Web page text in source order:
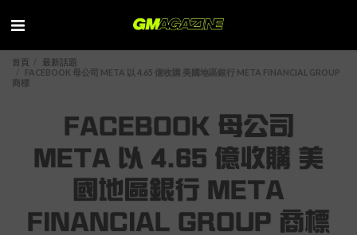
首頁
最新話題
FACEBOOK 母公司 META 以 4.65 億收購 美國地區銀行 META FINANCIAL GROUP
商標
FACEBOOK 母公司
META 以 4.65 億收購 美
國地區銀行 META
FINANCIAL GROUP 商標